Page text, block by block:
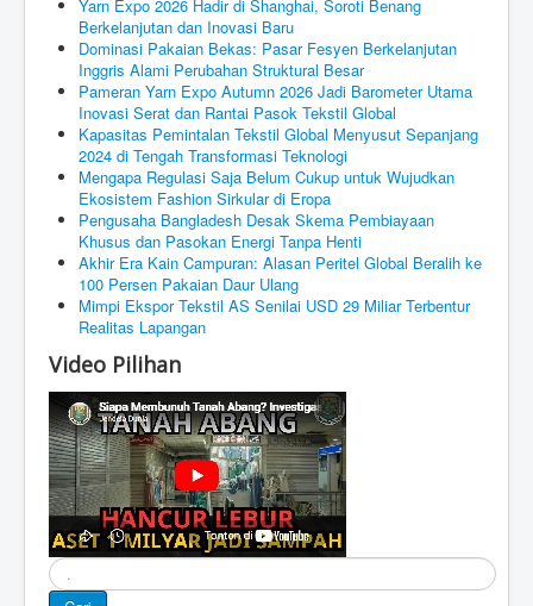
Yarn Expo 2026 Hadir di Shanghai, Soroti Benang
Berkelanjutan dan Inovasi Baru
Dominasi Pakaian Bekas: Pasar Fesyen Berkelanjutan
Inggris Alami Perubahan Struktural Besar
Pameran Yarn Expo Autumn 2026 Jadi Barometer Utama
Inovasi Serat dan Rantai Pasok Tekstil Global
Kapasitas Pemintalan Tekstil Global Menyusut Sepanjang
2024 di Tengah Transformasi Teknologi
Mengapa Regulasi Saja Belum Cukup untuk Wujudkan
Ekosistem Fashion Sirkular di Eropa
Pengusaha Bangladesh Desak Skema Pembiayaan
Khusus dan Pasokan Energi Tanpa Henti
Akhir Era Kain Campuran: Alasan Peritel Global Beralih ke
100 Persen Pakaian Daur Ulang
Mimpi Ekspor Tekstil AS Senilai USD 29 Miliar Terbentur
Realitas Lapangan
Video Pilihan
Cari